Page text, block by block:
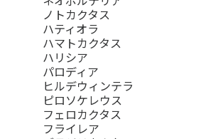
ノトカクタス
ハティオラ
ハマトカクタス
ハリシア
パロディア
ヒルデウィンテラ
ピロソケレウス
フェロカクタス
フライレア